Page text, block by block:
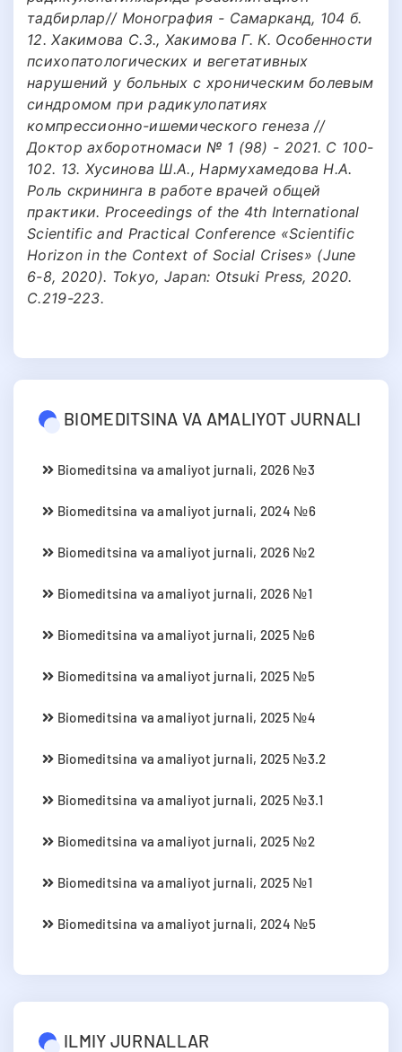
тадбирлар// Монография - Самарканд, 104 б.
12. Хакимова С.З., Хакимова Г. К. Особенности
психопатологических и вегетативных
нарушений у больных с хроническим болевым
синдромом при радикулопатиях
компрессионно-ишемического генеза //
Доктор ахборотномаси № 1 (98) - 2021. С 100-
102. 13. Хусинова Ш.А., Нармухамедова Н.А.
Роль скрининга в работе врачей общей
практики. Proceedings of the 4th International
Scientific and Practical Conference «Scientific
Horizon in the Context of Social Crises» (June
6-8, 2020). Tokyo, Japan: Otsuki Press, 2020.
С.219-223.
BIOMEDITSINA VA AMALIYOT JURNALI
Biomeditsina va amaliyot jurnali, 2026 №3
Biomeditsina va amaliyot jurnali, 2024 №6
Biomeditsina va amaliyot jurnali, 2026 №2
Biomeditsina va amaliyot jurnali, 2026 №1
Biomeditsina va amaliyot jurnali, 2025 №6
Biomeditsina va amaliyot jurnali, 2025 №5
Biomeditsina va amaliyot jurnali, 2025 №4
Biomeditsina va amaliyot jurnali, 2025 №3.2
Biomeditsina va amaliyot jurnali, 2025 №3.1
Biomeditsina va amaliyot jurnali, 2025 №2
Biomeditsina va amaliyot jurnali, 2025 №1
Biomeditsina va amaliyot jurnali, 2024 №5
ILMIY JURNALLAR